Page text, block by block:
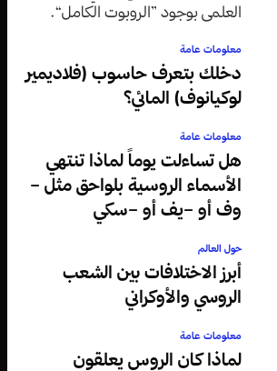
العلمي بوجود ”الروبوت الكامل“.
معلومات عامة
دخلك بتعرف حاسوب (فلاديمير
لوكيانوف) المائي؟
معلومات عامة
هل تساءلت يوماً لماذا تنتهي
الأسماء الروسية بلواحق مثل –
وف أو –يف أو –سكي
حول العالم
أبرز الاختلافات بين الشعب
الروسي والأوكراني
معلومات عامة
لماذا كان الروس يعلقون